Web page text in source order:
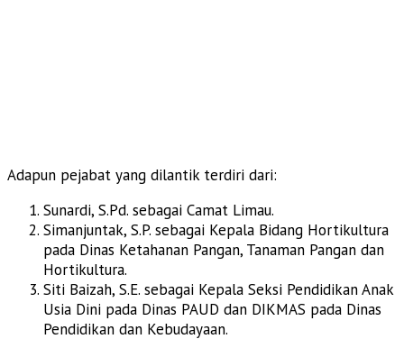
Adapun pejabat yang dilantik terdiri dari:
Sunardi, S.Pd. sebagai Camat Limau.
Simanjuntak, S.P. sebagai Kepala Bidang Hortikultura
pada Dinas Ketahanan Pangan, Tanaman Pangan dan
Hortikultura.
Siti Baizah, S.E. sebagai Kepala Seksi Pendidikan Anak
Usia Dini pada Dinas PAUD dan DIKMAS pada Dinas
Pendidikan dan Kebudayaan.